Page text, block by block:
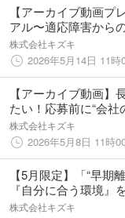
【アーカイブ動画プ
アル〜適応障害から
カレッジ利用者から
定】
株式会社キズキ
2026年5月14日 11時
【アーカイブ動画】
たい！応募前に“会社
【無料＆期間限定】
株式会社キズキ
2026年5月8日 11時
【5月限定】「“早期
『自分に合う環境』
ャリア×支援のプロが
株式会社キズキ